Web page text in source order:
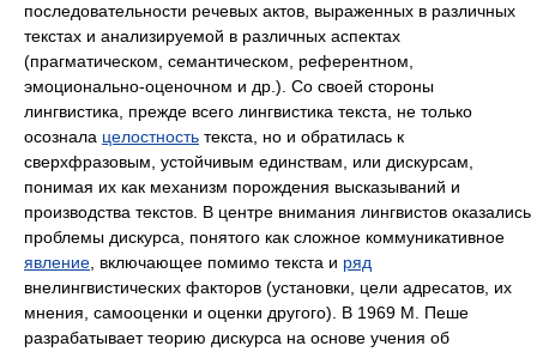
последовательности речевых актов, выраженных в различных
текстах и анализируемой в различных аспектах
(прагматическом, семантическом, референтном,
эмоционально-оценочном и др.). Со своей стороны
лингвистика, прежде всего лингвистика текста, не только
осознала целостность текста, но и обратилась к
сверхфразовым, устойчивым единствам, или дискурсам,
понимая их как механизм порождения высказываний и
производства текстов. В центре внимания лингвистов оказались
проблемы дискурса, понятого как сложное коммуникативное
явление , включающее помимо текста и ряд
внелингвистических факторов (установки, цели адресатов, их
мнения, самооценки и оценки другого). В 1969 М. Пеше
разрабатывает теорию дискурса на основе учения об